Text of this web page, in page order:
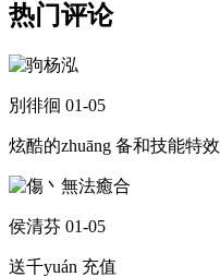
热门评论
別徘徊 01-05
炫酷的zhuāng 备和技能特效
侯清芬 01-05
送千yuán 充值